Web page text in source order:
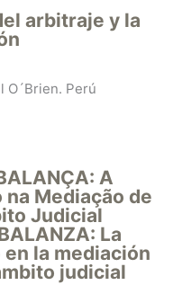
arbitraje y la
O´Brien. Perú
A
Mediação de
Judicial
La
la mediación
judicial